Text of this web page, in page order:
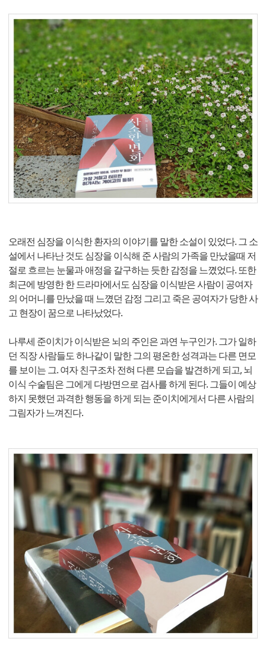
오래전 심장을 이식한 환자의 이야기를 말한 소설이 있었다. 그 소
설에서 나타난 것도 심장을 이식해 준 사람의 가족을 만났을때 저
절로 흐르는 눈물과 애정을 갈구하는 듯한 감정을 느꼈었다. 또한
최근에 방영한 한 드라마에서도 심장을 이식받은 사람이 공여자
의 어머니를 만났을 때 느꼈던 감정 그리고 죽은 공여자가 당한 사
고 현장이 꿈으로 나타났었다.
나루세 준이치가 이식받은 뇌의 주인은 과연 누구인가. 그가 일하
던 직장 사람들도 하나같이 말한 그의 평온한 성격과는 다른 면모
를 보이는 그. 여자 친구조차 전혀 다른 모습을 발견하게 되고, 뇌
이식 수술팀은 그에게 다방면으로 검사를 하게 된다. 그들이 예상
하지 못했던 과격한 행동을 하게 되는 준이치에게서 다른 사람의
그림자가 느껴진다.